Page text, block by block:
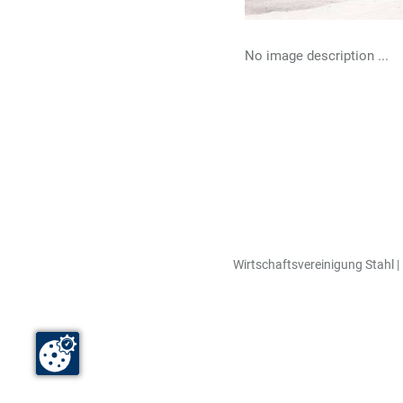
No image description ...
Wirtschaftsvereinigung Stahl |